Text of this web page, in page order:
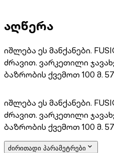
აღწერა
იშლება ეს მანქანები.
ძრავით. ვარკეთილი
ბაზრობის ქვემოთ 100 მ.
იშლება ეს მანქანები.
ძრავით. ვარკეთილი
ძირითადი პარამეტრები